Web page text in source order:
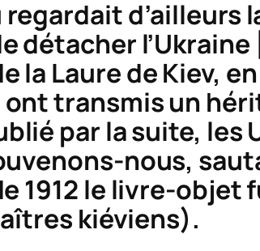
d’ailleurs
détacher
la Laure de Kiev,
transmis un
par la suite,
nous,
1912 le livre-
kiéviens).